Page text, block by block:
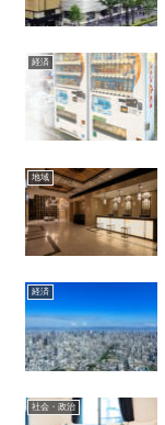
経済
地域
経済
社会・政治